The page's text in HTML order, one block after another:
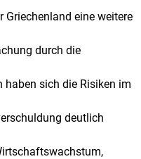
eine weitere
durch die
sich die Risiken im
deutlich